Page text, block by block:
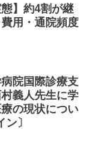
態】約4割が継
用・通院頻度
病院国際診療支
義人先生に学
の現状につい
〕